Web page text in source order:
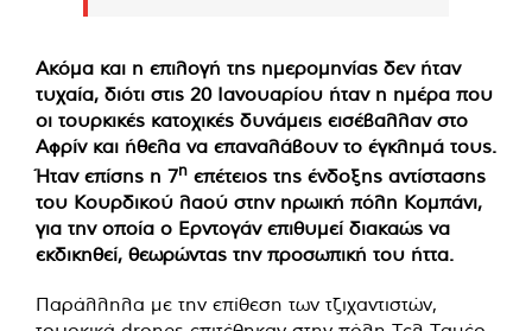
Ακόμα και η επιλογή της ημερομηνίας δεν ήταν
τυχαία, διότι στις 20 Ιανουαρίου ήταν η ημέρα που
οι τουρκικές κατοχικές δυνάμεις εισέβαλλαν στο
Αφρίν και ήθελα να επαναλάβουν το έγκλημά τους.
Ήταν επίσης η 7η επέτειος της ένδοξης αντίστασης
του Κουρδικού λαού στην ηρωική πόλη Κομπάνι,
για την οποία ο Ερντογάν επιθυμεί διακαώς να
εκδικηθεί, θεωρώντας την προσωπική του ήττα.
Παράλληλα με την επίθεση των τζιχαντιστών,